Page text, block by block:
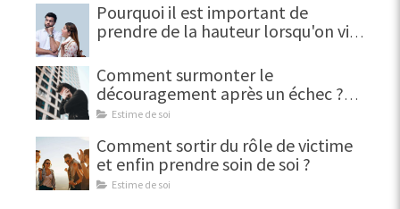
Pourquoi il est important de
prendre de la hauteur lorsqu'on vit
Comment surmonter le
découragement après un échec ?
(Et en faire une force)
Estime de soi
Comment sortir du rôle de victime
et enfin prendre soin de soi ?
Estime de soi